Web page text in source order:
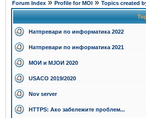
Forum Index » Profile for MOI » Topics created
Натпревари по информатика 2022
Натпревари по информатика 2021
МОИ и МЈОИ 2020
USACO 2019/2020
Nov server
HTTPS: Ако забележите проблем...